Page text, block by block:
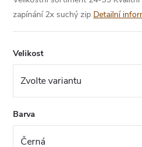
zapínání 2x suchý zip Detailní
Velikost
Barva